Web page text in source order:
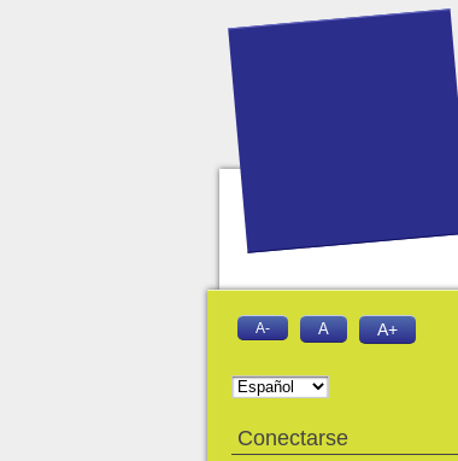
A- A A+
Conectarse